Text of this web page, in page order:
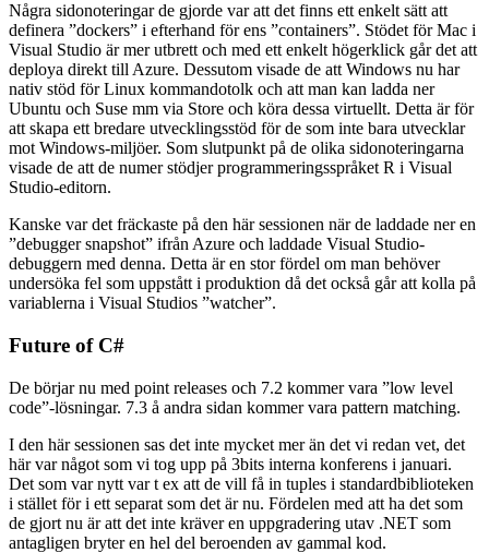
Några sidonoteringar de gjorde var att det finns ett enkelt sätt att
definera ”dockers” i efterhand för ens ”containers”. Stödet för Mac i
Visual Studio är mer utbrett och med ett enkelt högerklick går det att
deploya direkt till Azure. Dessutom visade de att Windows nu har
nativ stöd för Linux kommandotolk och att man kan ladda ner
Ubuntu och Suse mm via Store och köra dessa virtuellt. Detta är för
att skapa ett bredare utvecklingsstöd för de som inte bara utvecklar
mot Windows-miljöer. Som slutpunkt på de olika sidonoteringarna
visade de att de numer stödjer programmeringsspråket R i Visual
Studio-editorn.
Kanske var det fräckaste på den här sessionen när de laddade ner en
”debugger snapshot” ifrån Azure och laddade Visual Studio-
debuggern med denna. Detta är en stor fördel om man behöver
undersöka fel som uppstått i produktion då det också går att kolla på
variablerna i Visual Studios ”watcher”.
Future of C#
De börjar nu med point releases och 7.2 kommer vara ”low level
code”-lösningar. 7.3 å andra sidan kommer vara pattern matching.
I den här sessionen sas det inte mycket mer än det vi redan vet, det
här var något som vi tog upp på 3bits interna konferens i januari.
Det som var nytt var t ex att de vill få in tuples i standardbiblioteken
i stället för i ett separat som det är nu. Fördelen med att ha det som
de gjort nu är att det inte kräver en uppgradering utav .NET som
antagligen bryter en hel del beroenden av gammal kod.